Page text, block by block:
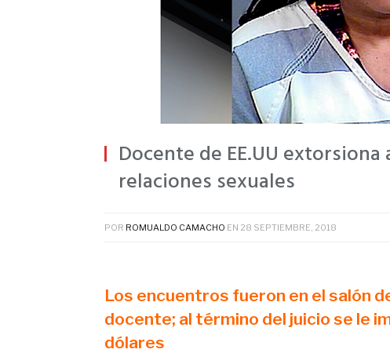
Docente de EE.UU
relaciones sexuales
POR ROMUALDO CAMACHO EN 28 SEPTIEMBRE, 2018
Los encuentros fueron en el salón
docente; al término del juicio se le
dólares